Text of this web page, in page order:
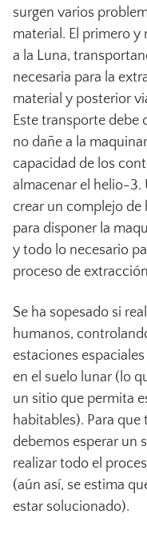
surgen varios
material. El primero y
a la Luna,
necesaria para la
material y posterior
Este transporte debe
no dañe a la
capacidad de los
almacenar el helio-3.
crear un complejo de
para disponer la
y todo lo necesario
proceso de
Se ha sopesado si
humanos,
estaciones
en el suelo lunar (lo
un sitio que permita
habitables). Para
debemos esperar un
realizar todo el
(aún así, se estima
estar solucionado).